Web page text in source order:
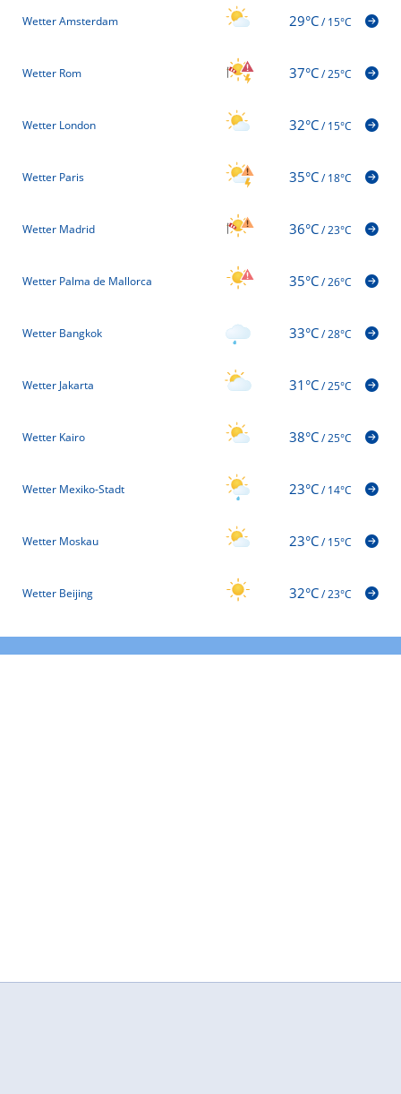
Wetter Amsterdam 29°C/15°C
Wetter Rom 37°C/25°C
Wetter London 32°C/15°C
Wetter Paris 35°C/18°C
Wetter Madrid 36°C/23°C
Wetter Palma de Mallorca 35°C/26°C
Wetter Bangkok 33°C/28°C
Wetter Jakarta 31°C/25°C
Wetter Kairo 38°C/25°C
Wetter Mexiko-Stadt 23°C/14°C
Wetter Moskau 23°C/15°C
Wetter Beijing 32°C/23°C